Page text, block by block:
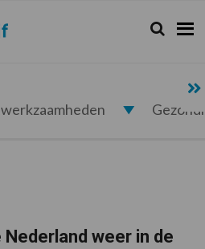
Zoeken...
Zoek
weer in de